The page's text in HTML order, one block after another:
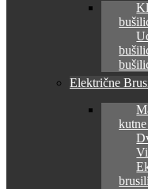
Električne